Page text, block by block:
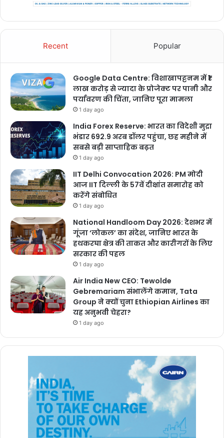
Recent Popular
Google Data Centre: विशाखापट्टनम में ₹1
लाख करोड़ से ज्यादा के प्रोजेक्ट पर पानी और
पर्यावरण की चिंता, जानिए पूरा मामला
1 day ago
India Forex Reserve: भारत का विदेशी मुद्रा
भंडार 692.9 अरब डॉलर पहुंचा, छह महीने में
सबसे बड़ी साप्ताहिक बढ़त
1 day ago
IIT Delhi Convocation 2026: PM मोदी
आज IIT दिल्ली के 57वें दीक्षांत समारोह को
करेंगे संबोधित
1 day ago
National Handloom Day 2026: देशभर में
गूंजा ‘लोकल’ का संदेश, जानिए भारत के
हथकरघा क्षेत्र की ताकत और कारीगरों के लिए
सरकार की पहल
1 day ago
Air India New CEO: Tewolde
Gebremariam संभालेंगे कमान, Tata
Group ने क्यों चुना Ethiopian Airlines का
यह अनुभवी चेहरा?
1 day ago